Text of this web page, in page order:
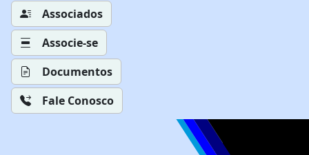
Associados
Associe-se
Documentos
Fale Conosco